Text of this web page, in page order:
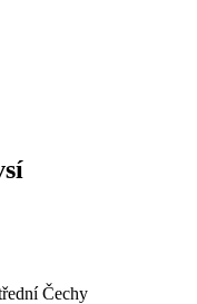
Čechy